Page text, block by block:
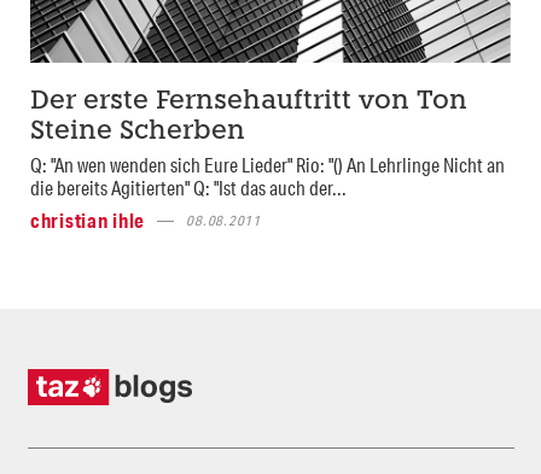
Der erste Fernsehauftritt von Ton
Steine Scherben
Q: "An wen wenden sich Eure Lieder" Rio: "() An Lehrlinge Nicht an
die bereits Agitierten" Q: "Ist das auch der...
christian ihle
08.08.2011